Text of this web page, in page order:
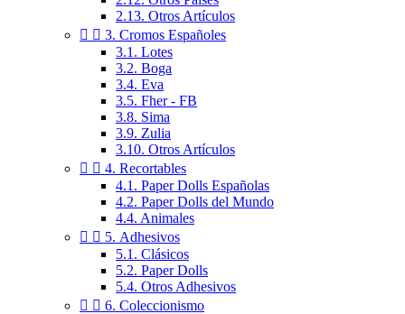
2.13. Otros Artículos
  3. Cromos Españoles
3.1. Lotes
3.2. Boga
3.4. Eva
3.5. Fher - FB
3.8. Sima
3.9. Zulia
3.10. Otros Artículos
  4. Recortables
4.1. Paper Dolls Españolas
4.2. Paper Dolls del Mundo
4.4. Animales
  5. Adhesivos
5.1. Clásicos
5.2. Paper Dolls
5.4. Otros Adhesivos
  6. Coleccionismo